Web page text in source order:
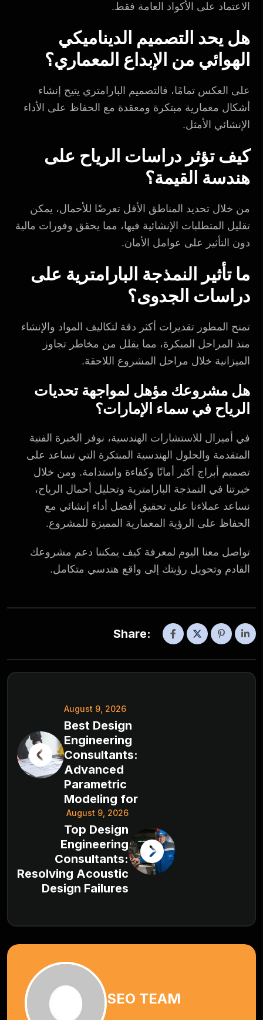
الاعتماد على الأكواد العامة فقط.
هل يحد التصميم الديناميكي
الهوائي من الإبداع المعماري؟
على العكس تمامًا، فالتصميم البارامتري يتيح إنشاء
أشكال معمارية مبتكرة ومعقدة مع الحفاظ على الأداء
الإنشائي الأمثل.
كيف تؤثر دراسات الرياح على
هندسة القيمة؟
من خلال تحديد المناطق الأقل تعرضًا للأحمال، يمكن
تقليل المتطلبات الإنشائية فيها، مما يحقق وفورات مالية
دون التأثير على عوامل الأمان.
ما تأثير النمذجة البارامترية على
دراسات الجدوى؟
تمنح المطور تقديرات أكثر دقة لتكاليف المواد والإنشاء
منذ المراحل المبكرة، مما يقلل من مخاطر تجاوز
الميزانية خلال مراحل المشروع اللاحقة.
هل مشروعك مؤهل لمواجهة تحديات
الرياح في سماء الإمارات؟
في أميرال للاستشارات الهندسية، نوفر الخبرة الفنية
المتقدمة والحلول الهندسية المبتكرة التي تساعد على
تصميم أبراج أكثر أمانًا وكفاءة واستدامة. ومن خلال
خبرتنا في النمذجة البارامترية وتحليل أحمال الرياح،
نساعد عملاءنا على تحقيق أفضل أداء إنشائي مع
الحفاظ على الرؤية المعمارية المميزة للمشروع.
تواصل معنا اليوم لمعرفة كيف يمكننا دعم مشروعك
القادم وتحويل رؤيتك إلى واقع هندسي متكامل.
Share:
August 9, 2026
Best Design
Engineering
Consultants:
Advanced
Parametric
Modeling for
August 9, 2026
Top Design
Engineering
Consultants:
Resolving Acoustic
Design Failures
SEO TEAM